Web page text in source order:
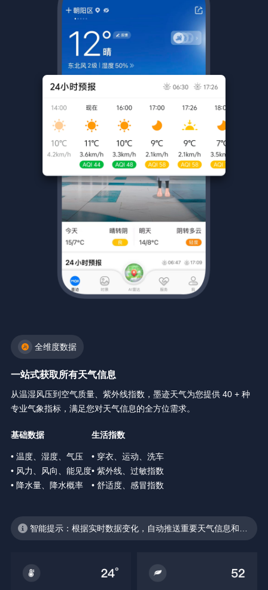
全维度数据
一站式获取所有天气信息
从温湿风压到空气质量、紫外线指数，墨迹天气为您提供 40 + 种
专业气象指标，满足您对天气信息的全方位需求。
基础数据
• 温度、湿度、气压
• 风力、风向、能见度
• 降水量、降水概率
生活指数
• 穿衣、运动、洗车
• 紫外线、过敏指数
• 舒适度、感冒指数
智能提示：根据实时数据变化，自动推送重要天气信息和生